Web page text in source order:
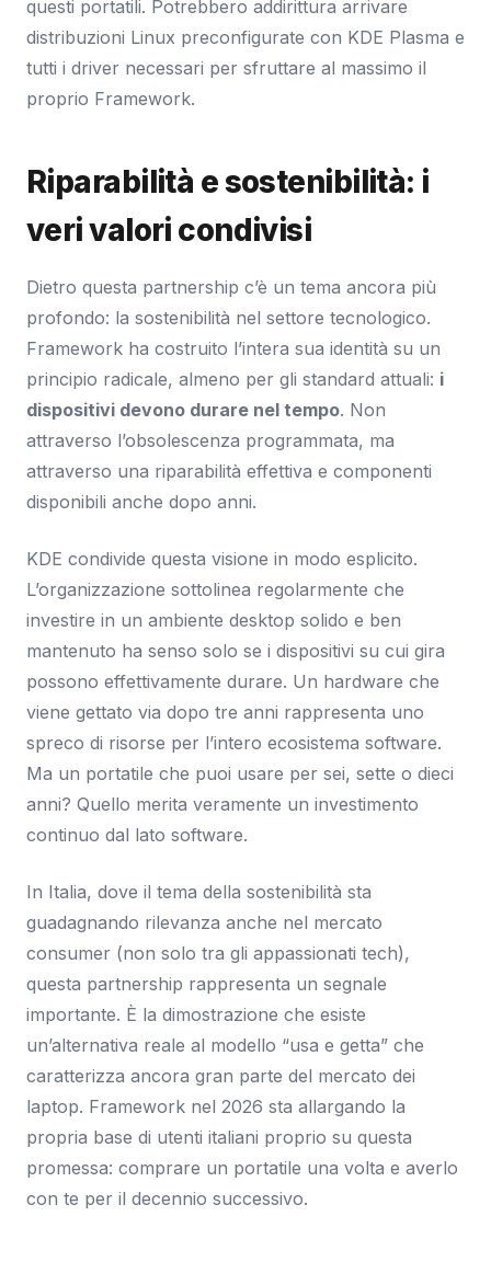
questi portatili. Potrebbero addirittura arrivare
distribuzioni Linux preconfigurate con KDE Plasma e
tutti i driver necessari per sfruttare al massimo il
proprio Framework.
Riparabilità e sostenibilità: i
veri valori condivisi
Dietro questa partnership c’è un tema ancora più
profondo: la sostenibilità nel settore tecnologico.
Framework ha costruito l’intera sua identità su un
principio radicale, almeno per gli standard attuali: i
dispositivi devono durare nel tempo. Non
attraverso l’obsolescenza programmata, ma
attraverso una riparabilità effettiva e componenti
disponibili anche dopo anni.
KDE condivide questa visione in modo esplicito.
L’organizzazione sottolinea regolarmente che
investire in un ambiente desktop solido e ben
mantenuto ha senso solo se i dispositivi su cui gira
possono effettivamente durare. Un hardware che
viene gettato via dopo tre anni rappresenta uno
spreco di risorse per l’intero ecosistema software.
Ma un portatile che puoi usare per sei, sette o dieci
anni? Quello merita veramente un investimento
continuo dal lato software.
In Italia, dove il tema della sostenibilità sta
guadagnando rilevanza anche nel mercato
consumer (non solo tra gli appassionati tech),
questa partnership rappresenta un segnale
importante. È la dimostrazione che esiste
un’alternativa reale al modello “usa e getta” che
caratterizza ancora gran parte del mercato dei
laptop. Framework nel 2026 sta allargando la
propria base di utenti italiani proprio su questa
promessa: comprare un portatile una volta e averlo
con te per il decennio successivo.